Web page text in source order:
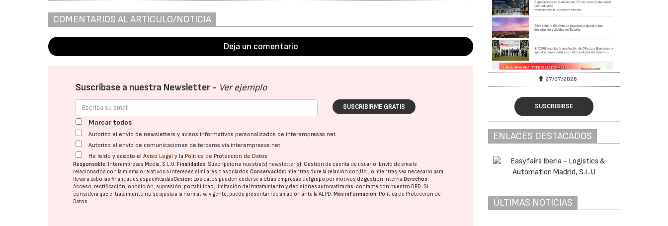
COMENTARIOS AL ARTÍCULO/NOTICIA
Deja un comentario
Suscríbase a nuestra Newsletter - Ver ejemplo
SUSCRIBIRME GRATIS
Marcar todos
Autorizo el envío de newsletters y avisos informativos personalizados de interempresas.net
Autorizo el envío de comunicaciones de terceros vía interempresas.net
He leído y acepto elAviso Legal y la Política de Protección de Datos
Responsable: Interempresas Media, S.L.U.Finalidades: Suscripción a nuestra(s) newsletter(s). Gestión de cuenta de usuario. Envío de emails
relacionados con la misma o relativos a intereses similares o asociados.Conservación: mientras dure la relación con Ud., o mientras sea necesario para
llevar a cabo las finalidades especificadasCesión: Los datos pueden cederse a otras empresas del grupo por motivos de gestión interna.Derechos:
Acceso, rectificación, oposición, supresión, portabilidad, limitación del tratatamiento y decisiones automatizadas: contacte con nuestro DPD. Si
considera que el tratamiento no se ajusta a la normativa vigente, puede presentar reclamación ante laAEPD.Más información: Política de Protección de
Datos
27/07/2026
SUSCRIBIRSE
ENLACES DESTACADOS
ÚLTIMAS NOTICIAS